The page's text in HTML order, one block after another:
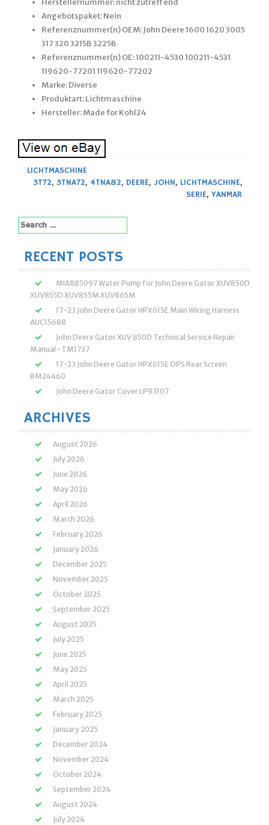
Herstellernummer: nicht zutreffend
Angebotspaket: Nein
Referenznummer(n) OEM: John Deere 1600 1620 3005
317 320 3215B 3225B
Referenznummer(n) OE: 100211-4530 100211-4531
119620-77201 119620-77202
Marke: Diverse
Produktart: Lichtmaschine
Hersteller: Made for Kohl24
LICHTMASCHINE
3T72, 3TNA72, 4TNA82, DEERE, JOHN, LICHTMASCHINE,
SERIE, YANMAR
Search
for:
RECENT POSTS
MIA885097 Water Pump for John Deere Gator XUV850D
XUV855D XUV855M XUV865M
17-23 John Deere Gator HPX615E Main Wiring Harness
AUC15688
John Deere Gator XUV 850D Technical Service Repair
Manual -TM1737
17-23 John Deere Gator HPX615E OPS Rear Screen
BM24460
John Deere Gator Cover LP93107
ARCHIVES
August 2026
July 2026
June 2026
May 2026
April 2026
March 2026
February 2026
January 2026
December 2025
November 2025
October 2025
September 2025
August 2025
July 2025
June 2025
May 2025
April 2025
March 2025
February 2025
January 2025
December 2024
November 2024
October 2024
September 2024
August 2024
July 2024